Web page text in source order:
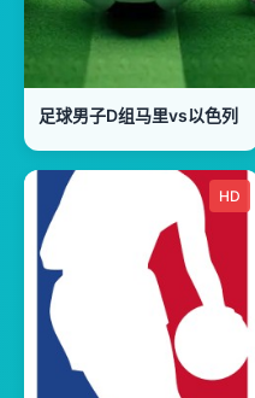
足球男子D组马里vs以色列
HD